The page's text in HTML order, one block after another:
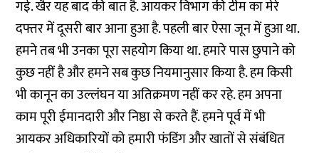
गई. खैर यह बाद की बात है. आयकर विभाग की टीम का मेरे
दफ्तर में दूसरी बार आना हुआ है. पहली बार ऐसा जून में हुआ था.
हमने तब भी उनका पूरा सहयोग किया था. हमारे पास छुपाने को
कुछ नहीं है और हमने सब कुछ नियमानुसार किया है. हम किसी
भी कानून का उल्लंघन या अतिक्रमण नहीं कर रहे. हम अपना
काम पूरी ईमानदारी और निष्ठा से करते हैं. हमने पूर्व में भी
आयकर अधिकारियों को हमारी फंडिंग और खातों से संबंधित